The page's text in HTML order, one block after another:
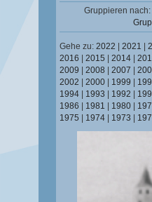
Gruppieren nach:
Gehe zu: 2022 2021
2016
2015 2014
2009
2008 2007
2002
2000 1999
1994
1993 1992
1986
1981 1980
1975
1974 1973